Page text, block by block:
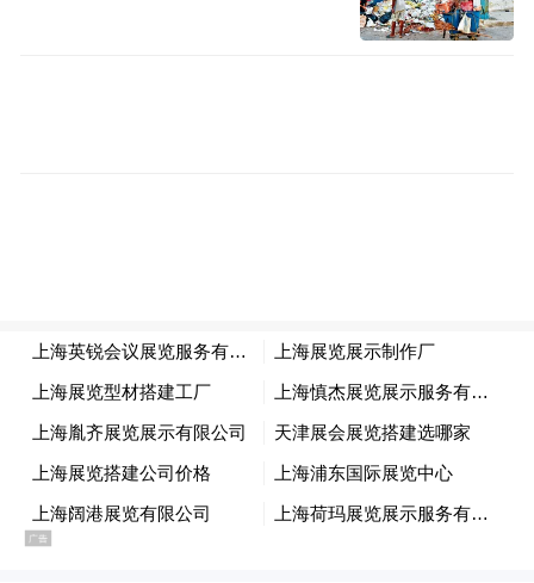
新增超过100000起的病例。（海外网 侯兴